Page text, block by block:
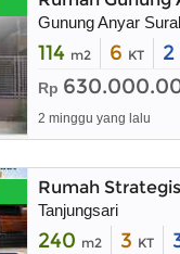
Gunung Anyar
114 m2 6 KT 2
Rp
2 minggu yang lalu
Rumah
Tanjungsari
240 m2 3 KT